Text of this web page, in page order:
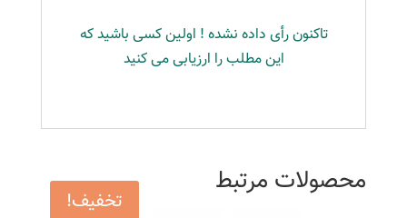
تاکنون رأی داده نشده ! اولین کسی باشید که
این مطلب را ارزیابی می کنید
محصولات مرتبط
تخفیف!